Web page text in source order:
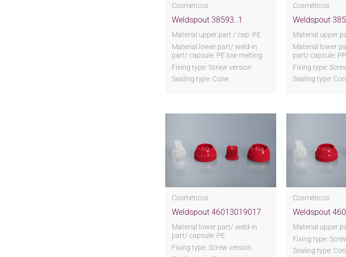
Cosméticos
Weldspout 38593..1
Material upper part / cap: PE
Material lower part/ weld-in
part/ capsule: PE low melting
Fixing type: Screw version
Sealing type: Cone
Cosméticos
Weldspout
Material upper
Material lower
part/ capsule:
Fixing type:
Sealing type:
Cosméticos
Weldspout 46013019017
Material lower part/ weld-in
part/ capsule: PE
Fixing type: Screw version
Cosméticos
Weldspout
Material upper
Fixing type:
Sealing type: